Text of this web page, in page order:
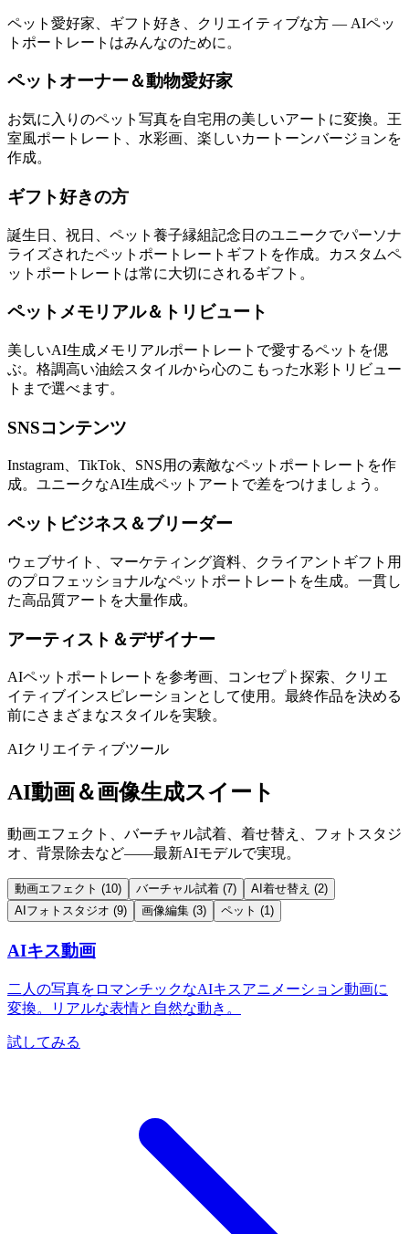
ペット愛好家、ギフト好き、クリエイティブな方 — AIペッ
トポートレートはみんなのために。
ペットオーナー＆動物愛好家
お気に入りのペット写真を自宅用の美しいアートに変換。王
室風ポートレート、水彩画、楽しいカートーンバージョンを
作成。
ギフト好きの方
誕生日、祝日、ペット養子縁組記念日のユニークでパーソナ
ライズされたペットポートレートギフトを作成。カスタムペ
ットポートレートは常に大切にされるギフト。
ペットメモリアル＆トリビュート
美しいAI生成メモリアルポートレートで愛するペットを偲
ぶ。格調高い油絵スタイルから心のこもった水彩トリビュー
トまで選べます。
SNSコンテンツ
Instagram、TikTok、SNS用の素敵なペットポートレートを作
成。ユニークなAI生成ペットアートで差をつけましょう。
ペットビジネス＆ブリーダー
ウェブサイト、マーケティング資料、クライアントギフト用
のプロフェッショナルなペットポートレートを生成。一貫し
た高品質アートを大量作成。
アーティスト＆デザイナー
AIペットポートレートを参考画、コンセプト探索、クリエ
イティブインスピレーションとして使用。最終作品を決める
前にさまざまなスタイルを実験。
AIクリエイティブツール
AI動画＆画像生成スイート
動画エフェクト、バーチャル試着、着せ替え、フォトスタジ
オ、背景除去など——最新AIモデルで実現。
動画エフェクト (10) バーチャル試着 (7) AI着せ替え (2)
AIフォトスタジオ (9) 画像編集 (3) ペット (1)
AIキス動画
二人の写真をロマンチックなAIキスアニメーション動画に
変換。リアルな表情と自然な動き。
試してみる